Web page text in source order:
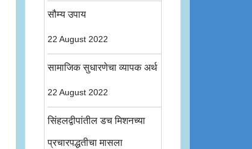
सौम्य उपाय
22 August 2022
सामाजिक सुधारणेचा व्यापक अर्थ
22 August 2022
सिंहलद्वीपांतील डच मिशनच्या
प्रचारपद्धतीचा मासला